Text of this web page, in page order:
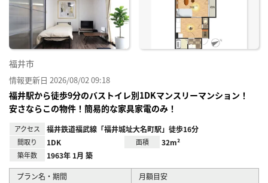
福井市
情報更新日 2026/08/02 09:18
福井駅から徒歩9分のバストイレ別1DKマンスリーマンション！
安さならこの物件！簡易的な家具家電のみ！
アクセス 福井鉄道福武線「福井城址大名町駅」徒歩16分
間取り 1DK 面積 32m²
築年数 1963年 1月 築
プラン名・期間 月額目安